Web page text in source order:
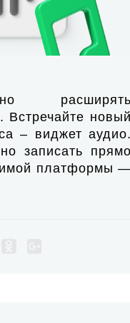
Встречайте
– виджет
записать
платформы